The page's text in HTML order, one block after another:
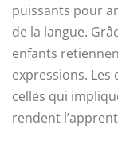
puissants pour
de la langue.
enfants
expressions. Les
celles qui
rendent